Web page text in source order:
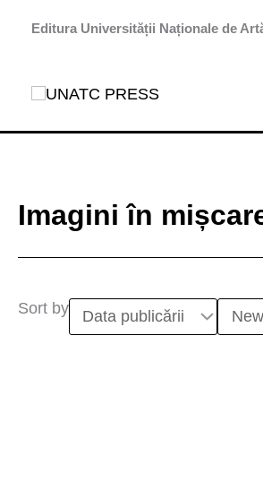
Editura Universității Naționale de
Imagini în
Sort by